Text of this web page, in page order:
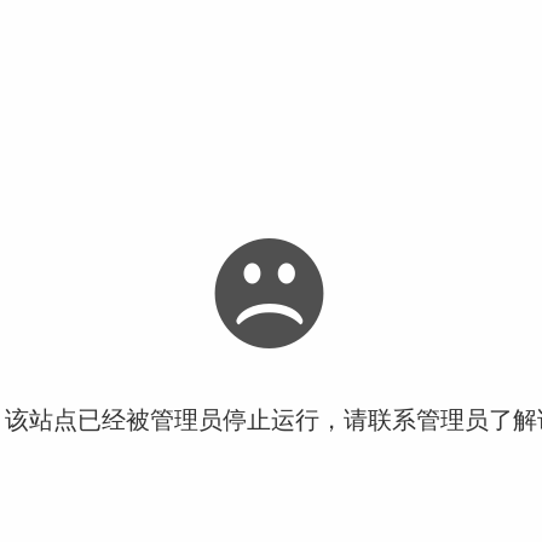
站点已经被管理员停止运行，请联系管理员了